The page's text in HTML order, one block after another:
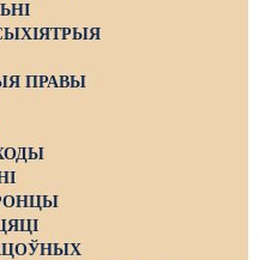
ПРАВЫ